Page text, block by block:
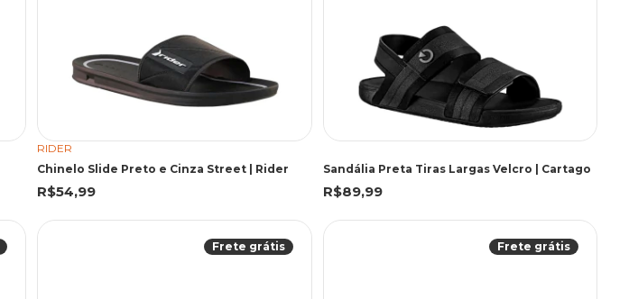
RIDER
Chinelo Slide Preto e Cinza Street | Rider
R$54,99
Sandália Preta Tiras Largas Velcro | Cartago
R$89,99
Frete grátis Frete grátis